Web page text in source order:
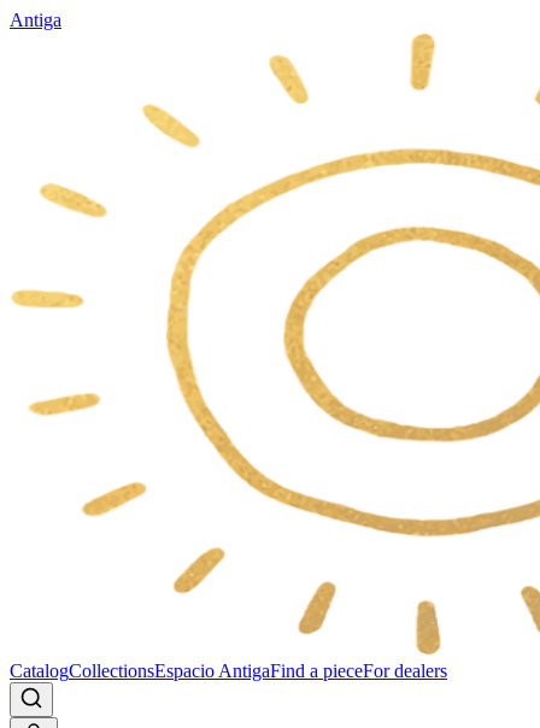
Antiga
CatalogCollectionsEspacio AntigaFind a pieceFor dealers